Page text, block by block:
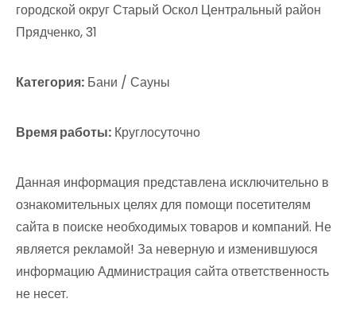
городской округ Старый Оскол Центральный район
Прядченко, 31
Категория: Бани / Сауны
Время работы: Круглосуточно
Данная информация представлена исключительно в
ознакомительных целях для помощи посетителям
сайта в поиске необходимых товаров и компаний. Не
является рекламой! За неверную и изменившуюся
информацию Администрация сайта ответственность
не несет.